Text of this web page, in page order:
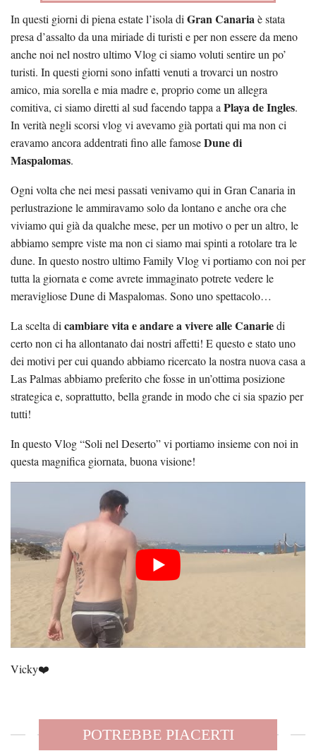
In questi giorni di piena estate l’isola di Gran Canariaè stata
presa d’assalto da una miriade di turisti e per non essere da meno
anche noi nel nostro ultimo Vlog ci siamo voluti sentire un po’
turisti. In questi giorni sono infatti venuti a trovarci un nostro
amico, mia sorella e mia madre e, proprio come un allegra
comitiva, ci siamo diretti al sud facendo tappa a Playa de Ingles.
In verità negli scorsi vlog vi avevamo già portati qui ma non ci
eravamo ancora addentrati fino alle famoseDune di
Maspalomas.
Ogni volta che nei mesi passati venivamo qui in Gran Canaria in
perlustrazione le ammiravamo solo da lontano e anche ora che
viviamo qui già da qualche mese, per un motivo o per un altro, le
abbiamo sempre viste ma non ci siamo mai spinti a rotolare tra le
dune. In questo nostro ultimo Family Vlog vi portiamo con noi per
tutta la giornata e come avrete immaginato potrete vedere le
meravigliose Dune di Maspalomas. Sono uno spettacolo…
La scelta di cambiare vita e andare a vivere alle Canariedi
certo non ci ha allontanato dai nostri affetti! E questo e stato uno
dei motivi per cui quando abbiamo ricercato la nostra nuova casa a
Las Palmas abbiamo preferito che fosse in un’ottima posizione
strategica e, soprattutto, bella grande in modo che ci sia spazio per
tutti!
In questo Vlog “Soli nel Deserto” vi portiamo insieme con noi in
questa magnifica giornata, buona visione!
Vicky❤️
POTREBBE PIACERTI